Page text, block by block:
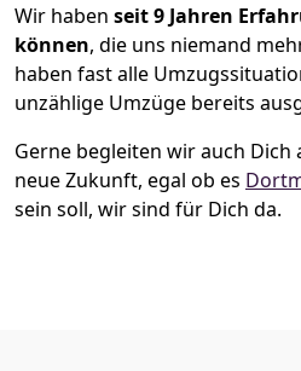
Wir haben seit9 Jahren
können, die uns niemand
haben fast alle
unzählige Umzüge bereits
Gerne begleiten wir auch Dich
neue Zukunft, egal ob es
sein soll, wir sind für Dich da.